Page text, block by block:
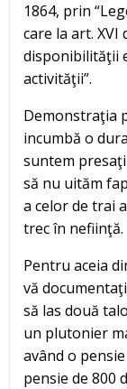
1864, prin
care la art. XVI
disponibilităţii
activităţii”.
Demonstraţia
incumbă o
suntem
să nu uităm
a celor de trai
trec în nefiinţă.
Pentru aceia
vă
să las două
un plutonier
având o
pensie de 800